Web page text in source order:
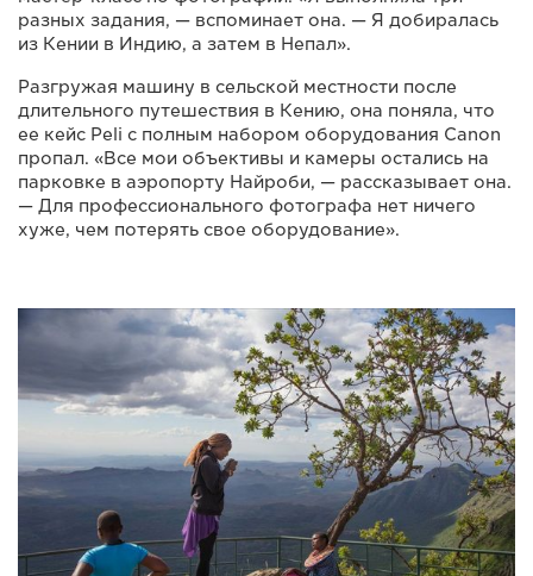
разных задания, — вспоминает она. — Я добиралась
из Кении в Индию, а затем в Непал».
Разгружая машину в сельской местности после
длительного путешествия в Кению, она поняла, что
ее кейс Peli с полным набором оборудования Canon
пропал. «Все мои объективы и камеры остались на
парковке в аэропорту Найроби, — рассказывает она.
— Для профессионального фотографа нет ничего
хуже, чем потерять свое оборудование».